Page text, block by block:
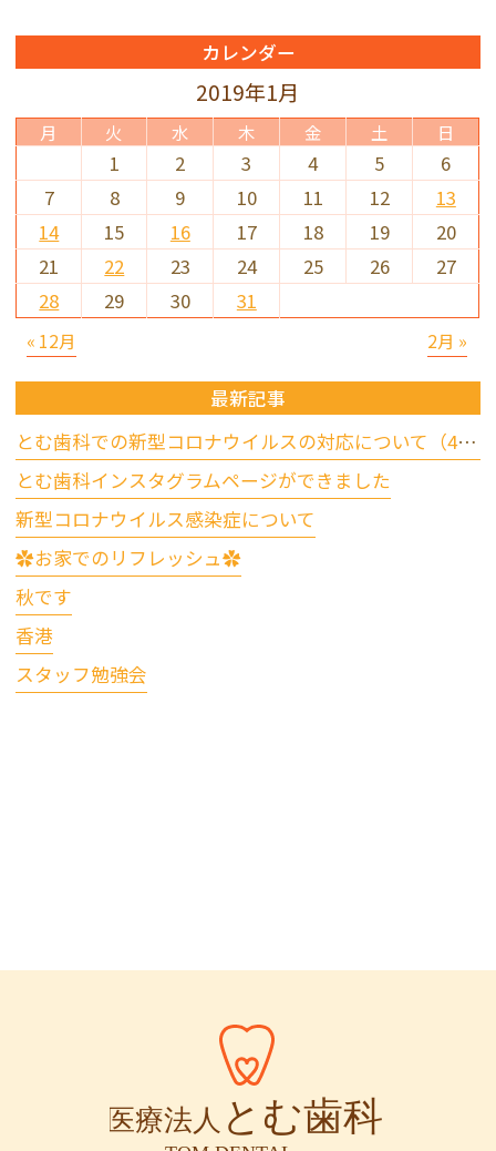
カレンダー
2019年1月
月 火 水 木 金 土 日
« 12月 2月 »
1 2 3 4 5
6
7
8 9 10 11 12
13
14
15 16 17 18 19
20
21
22 23 24 25 26
27
28
29 30 31
最新記事
とむ歯科での新型コロナウイルスの対応について（4/17更新）
とむ歯科インスタグラムページができました
新型コロナウイルス感染症について
✿お家でのリフレッシュ✿
秋です
香港
スタッフ勉強会